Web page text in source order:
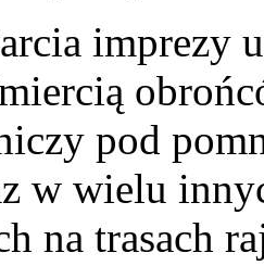
imprezy
pod
w wielu
na trasach